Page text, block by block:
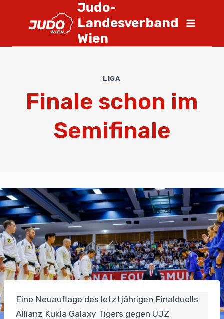
Judo-
Landesverband
Wien
LIGA
Finale schon im
Semifinale
Eine Neuauflage des letztjährigen Finalduells
Allianz Kukla Galaxy Tigers gegen UJZ